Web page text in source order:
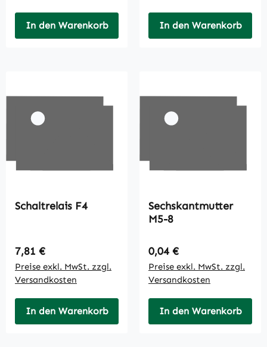
In den Warenkorb In den Warenkorb
Schaltrelais F4
Regulärer Preis:
7,81 €
Preise exkl. MwSt. zzgl.
Versandkosten
In den Warenkorb
Sechskantmutter
M5-8
Regulärer Preis:
0,04 €
Preise exkl. MwSt. zzgl.
Versandkosten
In den Warenkorb